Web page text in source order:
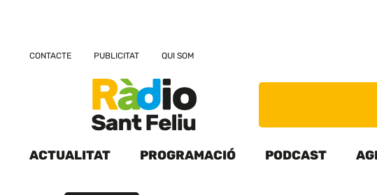
CONTACTE PUBLICITAT QUI SOM
ACTUALITAT PROGRAMACIÓ PODCAST